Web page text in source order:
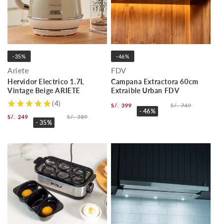
-35%
Ariete
Hervidor Electrico 1.7L
Vintage Beige ARIETE
(4)
S/. 249
- 35%
S/. 389
-46%
FDV
Campana Extractora 60cm
Extraible Urban FDV
S/. 399
- 46%
S/. 749